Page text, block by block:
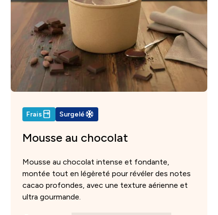
Frais Surgelé
Mousse au chocolat
Mousse au chocolat intense et fondante,
montée tout en légèreté pour révéler des notes
cacao profondes, avec une texture aérienne et
ultra gourmande.